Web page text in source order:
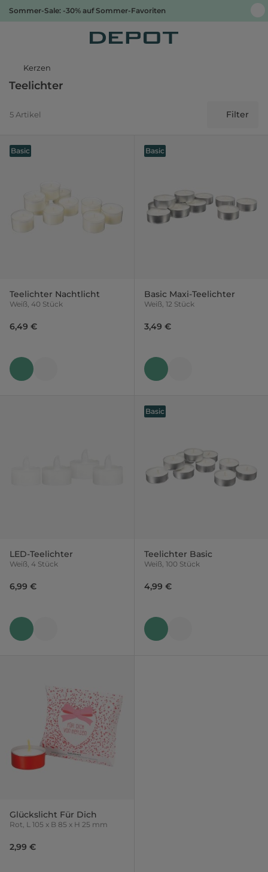
Sommer-Sale: -30% auf Sommer-Favoriten
Kerzen
Teelichter
5 Artikel Filter
Teelichter Nachtlicht
Weiß, 40 Stück
6,49 €
Basic
Basic Maxi-Teelichter
Weiß, 12 Stück
3,49 €
Basic
LED-Teelichter
Weiß, 4 Stück
6,99 €
Teelichter Basic
Weiß, 100 Stück
4,99 €
Basic
Glückslicht Für Dich
Rot, L 105 x B 85 x H 25 mm
2,99 €